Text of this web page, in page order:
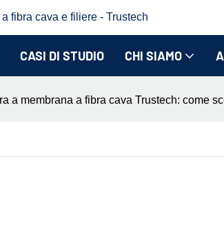
fibra cava e filiere - Trustech
CASI DI STUDIO CHI SIAMO
a membrana a fibra cava Trustech: come